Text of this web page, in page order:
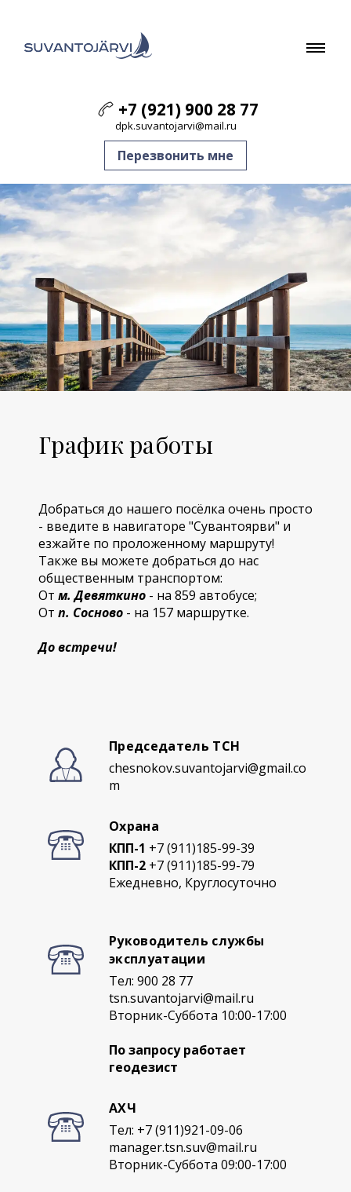
+7 (921) 900 28 77
dpk.suvantojarvi@mail.ru
Перезвонить мне
График работы
Добраться до нашего посёлка очень просто
- введите в навигаторе "Сувантоярви" и
езжайте по проложенному маршруту!
Также вы можете добраться до нас
общественным транспортом:
От м. Девяткино - на 859 автобусе;
От п. Сосново - на 157 маршрутке.
До встречи!
Председатель ТСН
chesnokov.suvantojarvi@gmail.co
m
Охрана
КПП-1 +7 (911)185-99-39
КПП-2 +7 (911)185-99-79
Ежедневно, Круглосуточно
Руководитель службы
эксплуатации
Тел: 900 28 77
tsn.suvantojarvi@mail.ru
Вторник-Суббота 10:00-17:00
По запросу работает
геодезист
АХЧ
Тел: +7 (911)921-09-06
manager.tsn.suv@mail.ru
Вторник-Суббота 09:00-17:00